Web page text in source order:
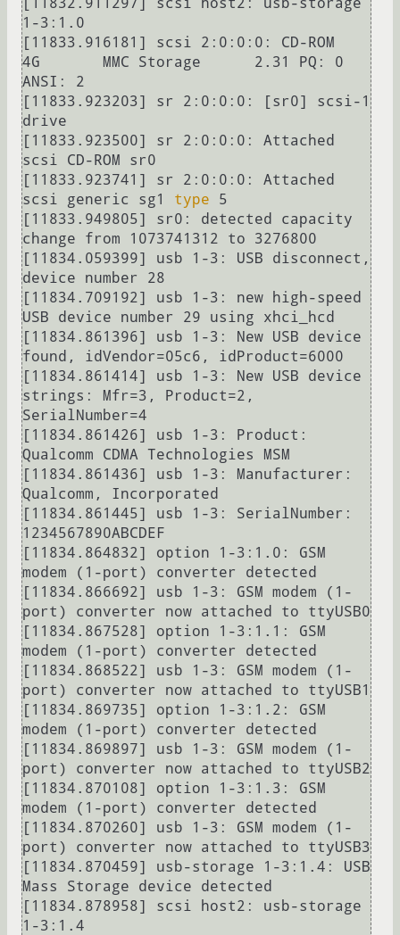
[11832.911297] scsi host2: usb-storage
1-3:1.0
[11833.916181] scsi 2:0:0:0: CD-ROM
4G       MMC Storage      2.31 PQ: 0
ANSI: 2
[11833.923203] sr 2:0:0:0: [sr0] scsi-1
drive
[11833.923500] sr 2:0:0:0: Attached
scsi CD-ROM sr0
[11833.923741] sr 2:0:0:0: Attached
scsi generic sg1 type 5
[11833.949805] sr0: detected capacity
change from 1073741312 to 3276800
[11834.059399] usb 1-3: USB disconnect,
device number 28
[11834.709192] usb 1-3: new high-speed
USB device number 29 using xhci_hcd
[11834.861396] usb 1-3: New USB device
found, idVendor=05c6, idProduct=6000
[11834.861414] usb 1-3: New USB device
strings: Mfr=3, Product=2,
SerialNumber=4
[11834.861426] usb 1-3: Product:
Qualcomm CDMA Technologies MSM
[11834.861436] usb 1-3: Manufacturer:
Qualcomm, Incorporated
[11834.861445] usb 1-3: SerialNumber:
1234567890ABCDEF
[11834.864832] option 1-3:1.0: GSM
modem (1-port) converter detected
[11834.866692] usb 1-3: GSM modem (1-
port) converter now attached to ttyUSB0
[11834.867528] option 1-3:1.1: GSM
modem (1-port) converter detected
[11834.868522] usb 1-3: GSM modem (1-
port) converter now attached to ttyUSB1
[11834.869735] option 1-3:1.2: GSM
modem (1-port) converter detected
[11834.869897] usb 1-3: GSM modem (1-
port) converter now attached to ttyUSB2
[11834.870108] option 1-3:1.3: GSM
modem (1-port) converter detected
[11834.870260] usb 1-3: GSM modem (1-
port) converter now attached to ttyUSB3
[11834.870459] usb-storage 1-3:1.4: USB
Mass Storage device detected
[11834.878958] scsi host2: usb-storage
1-3:1.4